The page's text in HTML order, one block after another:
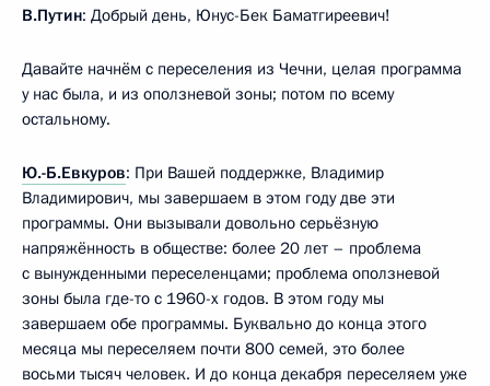
В.Путин: Добрый день, Юнус-Бек Баматгиреевич!
Давайте начнём с переселения из Чечни, целая программа
у нас была, и из оползневой зоны; потом по всему
остальному.
Ю.-Б.Евкуров: При Вашей поддержке, Владимир
Владимирович, мы завершаем в этом году две эти
программы. Они вызывали довольно серьёзную
напряжённость в обществе: более 20 лет – проблема
с вынужденными переселенцами; проблема оползневой
зоны была где-то с 1960-х годов. В этом году мы
завершаем обе программы. Буквально до конца этого
месяца мы переселяем почти 800 семей, это более
восьми тысяч человек. И до конца декабря переселяем уже